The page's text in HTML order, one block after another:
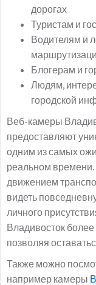
дорогах
Туристам и
Водителям и
Блогерам и
Людям,
городской
Веб-камеры
предоставляют
одним из самых
реальном времени.
движением
видеть
личного
Владивосток
позволяя
Также можно
например камеры